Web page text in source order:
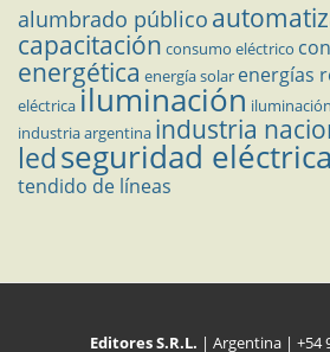
alumbrado público
capacitación consumo eléctrico
energética energía solar energías
eléctricailuminación
industria argentina industria
ledseguridad eléctrica
tendido de líneas
Editores S.R.L. | Argentina | +54